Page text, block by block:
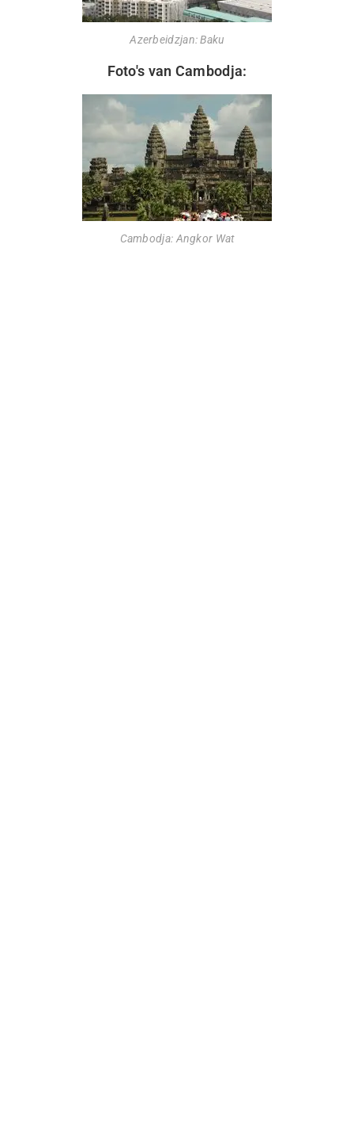
Azerbeidzjan: Baku
Foto's van Cambodja:
Cambodja: Angkor Wat